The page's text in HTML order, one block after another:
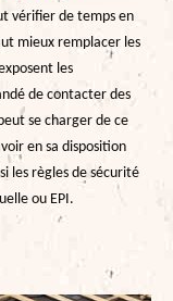
vérifier de temps en
mieux remplacer les
les
de contacter des
se charger de ce
en sa disposition
les règles de sécurité
ou EPI.